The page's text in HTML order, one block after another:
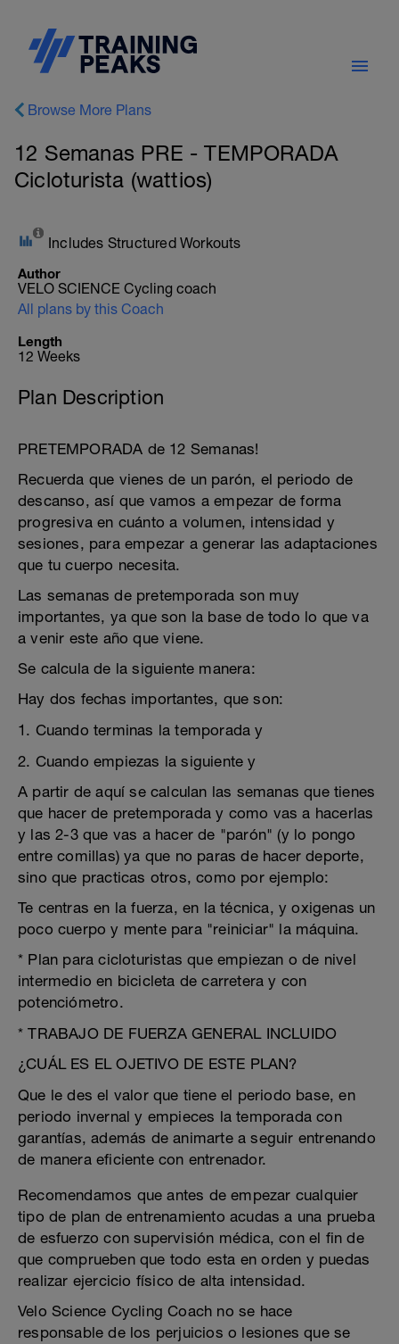
Browse More Plans
12 Semanas PRE - TEMPORADA
Cicloturista (wattios)
Includes Structured Workouts
Author
VELO SCIENCE Cycling coach
All plans by this Coach
Length
12 Weeks
Plan Description
PRETEMPORADA de 12 Semanas!
Recuerda que vienes de un parón, el periodo de
descanso, así que vamos a empezar de forma
progresiva en cuánto a volumen, intensidad y
sesiones, para empezar a generar las adaptaciones
que tu cuerpo necesita.
Las semanas de pretemporada son muy
importantes, ya que son la base de todo lo que va
a venir este año que viene.
Se calcula de la siguiente manera:
Hay dos fechas importantes, que son:
1. Cuando terminas la temporada y
2. Cuando empiezas la siguiente y
A partir de aquí se calculan las semanas que tienes
que hacer de pretemporada y como vas a hacerlas
y las 2-3 que vas a hacer de "parón" (y lo pongo
entre comillas) ya que no paras de hacer deporte,
sino que practicas otros, como por ejemplo:
Te centras en la fuerza, en la técnica, y oxigenas un
poco cuerpo y mente para "reiniciar" la máquina.
* Plan para cicloturistas que empiezan o de nivel
intermedio en bicicleta de carretera y con
potenciómetro.
* TRABAJO DE FUERZA GENERAL INCLUIDO
¿CUÁL ES EL OJETIVO DE ESTE PLAN?
Que le des el valor que tiene el periodo base, en
periodo invernal y empieces la temporada con
garantías, además de animarte a seguir entrenando
de manera eficiente con entrenador.
Recomendamos que antes de empezar cualquier
tipo de plan de entrenamiento acudas a una prueba
de esfuerzo con supervisión médica, con el fin de
que comprueben que todo esta en orden y puedas
realizar ejercicio físico de alta intensidad.
Velo Science Cycling Coach no se hace
responsable de los perjuicios o lesiones que se